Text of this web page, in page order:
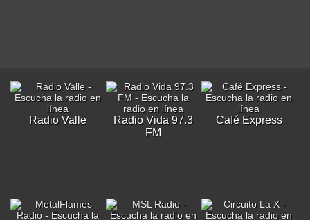
Radio Valle
Radio Vida 97.3
FM
Café Express